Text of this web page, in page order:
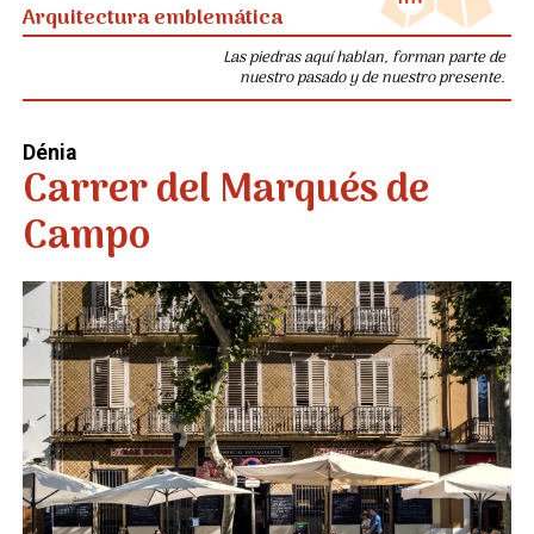
Arquitectura emblemática
Las piedras aquí hablan, forman parte de
nuestro pasado y de nuestro presente.
Dénia
Carrer del Marqués de
Campo